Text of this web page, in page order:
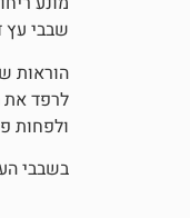
שבבי עץ
הוראות
ולפחות
בשבבי